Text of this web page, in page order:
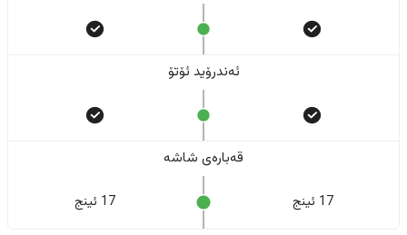
ئەندرۆید ئۆتۆ
قەبارەی شاشە
17 ئینج 17 ئینج